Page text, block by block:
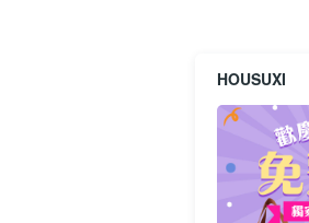
HOUSUXI